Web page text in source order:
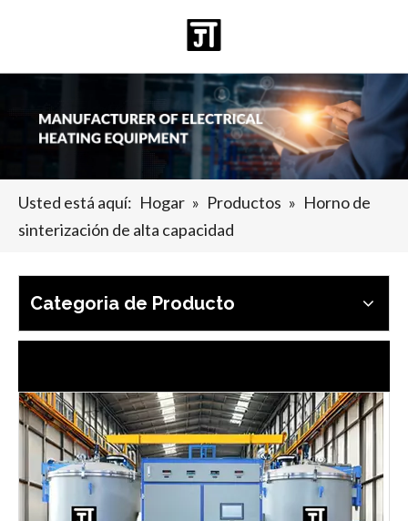
Deutsch
Pусский
العربية
English
Usted está aquí: Hogar » Productos » Horno de
sinterización de alta capacidad
Categoria de Producto
2025-07-19
Las piezas de grafito son varios productos hechos